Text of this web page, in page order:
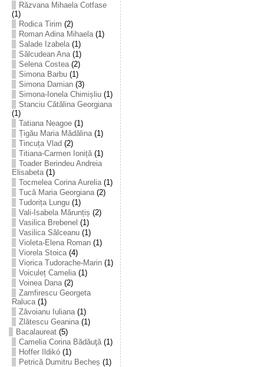
Răzvana Mihaela Cotfase
(1)
Rodica Tirim (2)
Roman Adina Mihaela(1)
Salade Izabela(1)
Sălcudean Ana(1)
Selena Costea(2)
Simona Barbu(1)
Simona Damian(3)
Simona-Ionela Chimișliu(1)
Stanciu Cătălina Georgiana
(1)
Tatiana Neagoe(1)
Țigău Maria Mădălina(1)
Tincuța Vlad (2)
Titiana-Carmen Ioniță(1)
Toader Berindeu Andreia
Elisabeta(1)
Tocmelea Corina Aurelia(1)
Tucă Maria Georgiana(2)
Tudorița Lungu(1)
Vali-Isabela Mărunțiș (2)
Vasilica Brebenel (1)
Vasilica Sălceanu(1)
Violeta-Elena Roman(1)
Viorela Stoica(4)
Viorica Tudorache-Marin(1)
Voiculeț Camelia(1)
Voinea Dana(2)
Zamfirescu Georgeta
Raluca(1)
Zăvoianu Iuliana(1)
Zlătescu Geanina(1)
Bacalaureat(5)
Camelia Corina Bădăuţă(1)
Hoffer Ildikó(1)
Petrică Dumitru Becheș (1)